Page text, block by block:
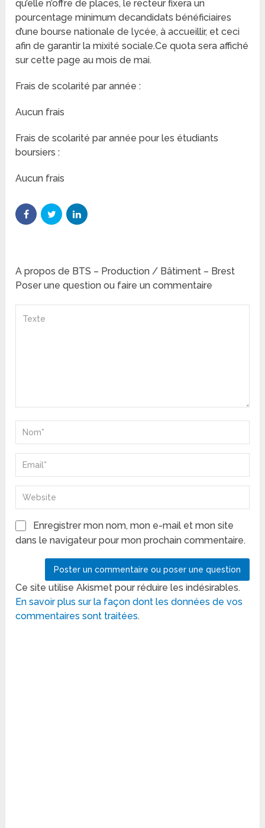
qu’elle n’offre de places, le recteur fixera un
pourcentage minimum decandidats bénéficiaires
d’une bourse nationale de lycée, à accueillir, et ceci
afin de garantir la mixité sociale.Ce quota sera affiché
sur cette page au mois de mai.
Frais de scolarité par année :
Aucun frais
Frais de scolarité par année pour les étudiants
boursiers :
Aucun frais
A propos de BTS – Production / Bâtiment – Brest
Poser une question ou faire un commentaire
Enregistrer mon nom, mon e-mail et mon site
dans le navigateur pour mon prochain commentaire.
Ce site utilise Akismet pour réduire les indésirables.
En savoir plus sur la façon dont les données de vos
commentaires sont traitées.